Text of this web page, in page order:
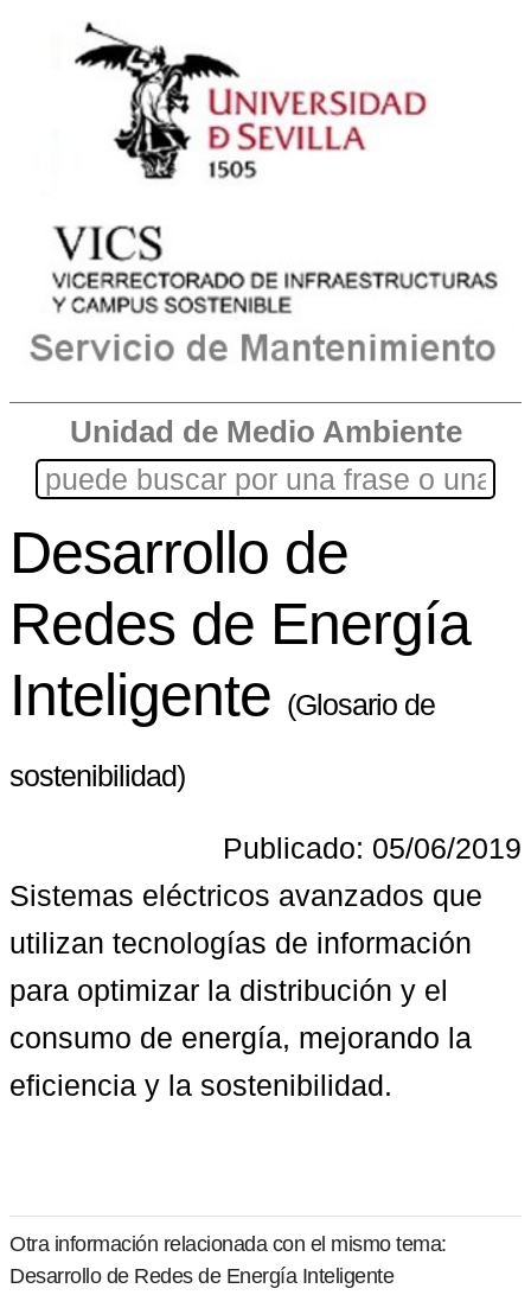
Unidad de Medio Ambiente
Desarrollo de
Redes de Energía
Inteligente (Glosario de
sostenibilidad)
Publicado: 05/06/2019
Sistemas eléctricos avanzados que
utilizan tecnologías de información
para optimizar la distribución y el
consumo de energía, mejorando la
eficiencia y la sostenibilidad.
Otra información relacionada con el mismo tema:
Desarrollo de Redes de Energía Inteligente